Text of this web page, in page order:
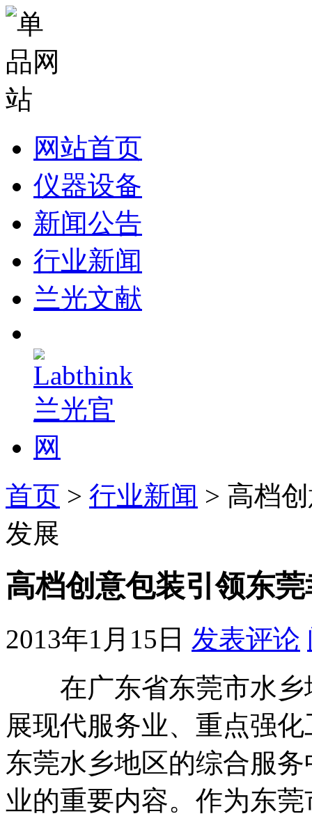
网站首页
仪器设备
新闻公告
行业新闻
兰光文献
首页 > 行业新闻 > 高档
发展
高档创意包装引领东
2013年1月15日 发表评论
在广东省东莞市水乡
展现代服务业、重点强
东莞水乡地区的综合服
业的重要内容。作为东